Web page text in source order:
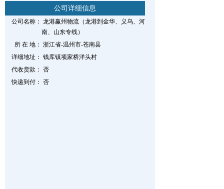
公司详细信息
公司名称： 龙港赢州物流（龙港到金华、义乌、河
南、山东专线）
所 在 地： 浙江省-温州市-苍南县
详细地址： 钱库镇项家桥洋头村
代收货款： 否
快递到付： 否